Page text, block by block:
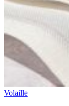
Volaille